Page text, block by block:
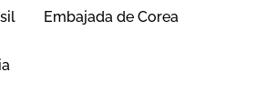
Embajada de Corea